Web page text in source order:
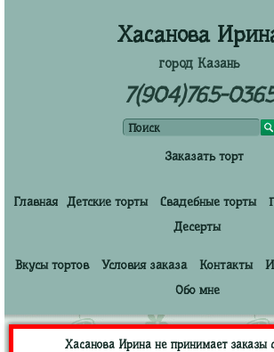
Хасанова
город Казань
7(904)765-
Заказать торт
Главная Детские торты Свадебные торты
Десерты
Вкусы тортов Условия заказа Контакты
Обо мне
Хасанова Ирина не принимает заказы